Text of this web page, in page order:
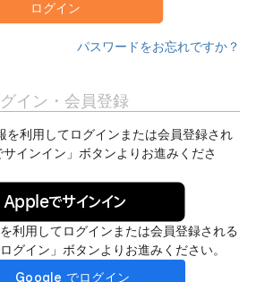
ログイン
パスワードをお忘れですか？
イン・会員登録
を利用してログインまたは会員登録され
インイン」ボタンよりお進みくださ
でサインイン
利用してログインまたは会員登録される
グイン」ボタンよりお進みください。